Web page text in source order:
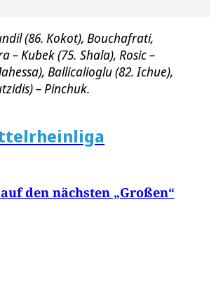
(86. Kokot), Bouchafrati,
– Kubek (75. Shala), Rosic –
Ballicalioglu (82. Ichue),
– Pinchuk.
den nächsten „Großen“